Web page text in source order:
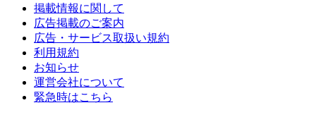
掲載情報に関して
広告掲載のご案内
広告・サービス取扱い規約
利用規約
お知らせ
運営会社について
緊急時はこちら